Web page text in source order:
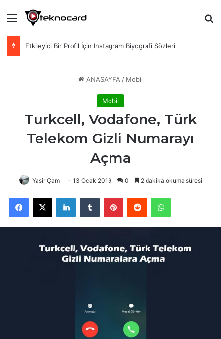
Menü
Etkileyici Bir Profil İçin Instagram Biyografi Sözleri
ANASAYFA / Mobil
Mobil
Turkcell, Vodafone, Türk
Telekom Gizli Numarayı
Açma
Yasir Çam 13 Ocak 2019 0 2 dakika okuma süresi
Facebook
X LinkedInTumblr PinterestReddit WhatsApp